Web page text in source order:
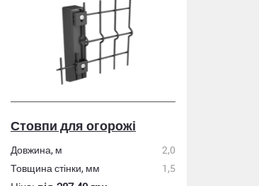
Стовпи для огорожі
Довжина, м
2,0
Товщина стінки, мм
1,5